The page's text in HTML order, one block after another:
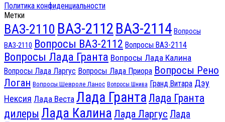
Политика конфиденциальности
Метки
ВАЗ-2110 ВАЗ-2112 ВАЗ-2114 Вопросы
ВАЗ-2110 Вопросы ВАЗ-2112 Вопросы ВАЗ-2114
Вопросы Лада Гранта Вопросы Лада Калина
Вопросы Лада Ларгус Вопросы Лада Приора Вопросы Рено
Логан Вопросы Шевроле Ланос Вопросы Шнива Гранд Витара Дэу
Нексия Лада Веста Лада Гранта Лада Гранта
дилеры Лада Калина Лада Ларгус Лада